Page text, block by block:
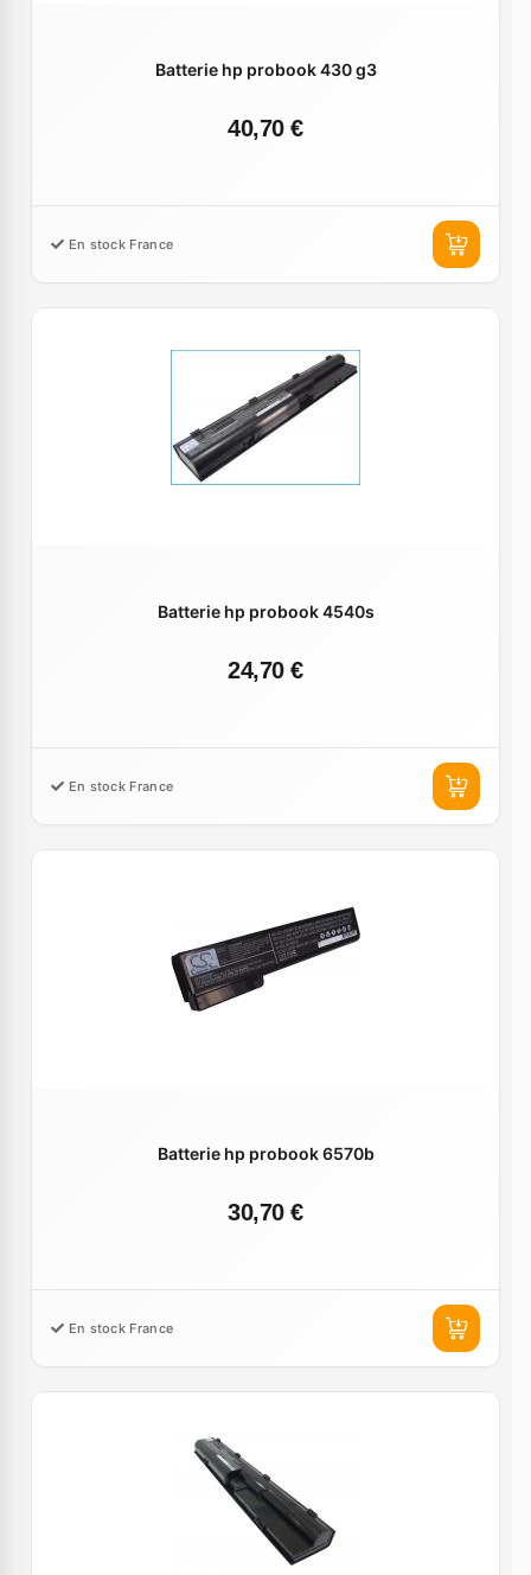
Batterie hp probook 430 g3
40,70 €
En stock France
Batterie hp probook 4540s
24,70 €
En stock France
Batterie hp probook 6570b
30,70 €
En stock France